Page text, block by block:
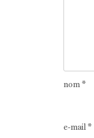
nom*
e-mail*